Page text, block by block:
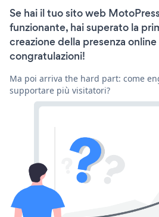
Se hai il tuo sito web
funzionante, hai superato la
creazione della presenza
congratulazioni!
Ma poi arriva the hard part: come
supportare più visitatori?